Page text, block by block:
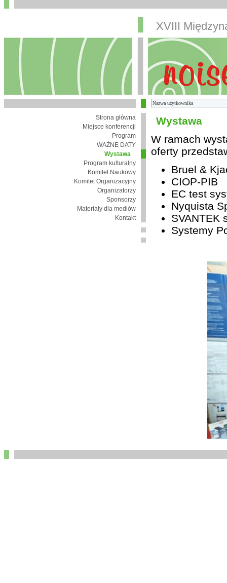
XVIII
Strona główna
Miejsce konferencji
Program
WAŻNE DATY
Wystawa
Program kulturalny
Komitet Naukowy
Komitet Organizacyjny
Organizatorzy
Sponsorzy
Materiały dla mediów
Kontakt
Wystawa
W ramach
oferty
Bruel &
CIOP-PIB
EC test
Nyquista
SVANTEK
Systemy